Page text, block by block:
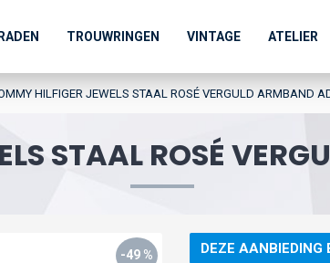
TROUWRINGEN VINTAGE ATELIER
HILFIGER JEWELS STAAL ROSÉ VERGULD ARMBAND
STAAL ROSÉ
-49 % DEZE AANBIEDING